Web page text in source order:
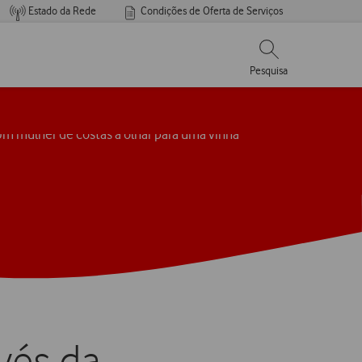
Estado da Rede Condições de Oferta de Serviços
Pesquisar
Pesquisa